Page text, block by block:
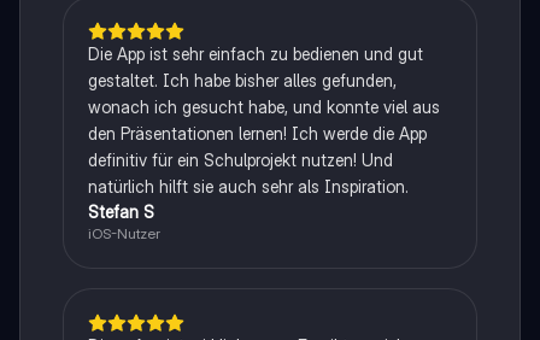
Die App ist sehr einfach zu bedienen und gut
gestaltet. Ich habe bisher alles gefunden,
wonach ich gesucht habe, und konnte viel aus
den Präsentationen lernen! Ich werde die App
definitiv für ein Schulprojekt nutzen! Und
natürlich hilft sie auch sehr als Inspiration.
Stefan S
iOS-Nutzer